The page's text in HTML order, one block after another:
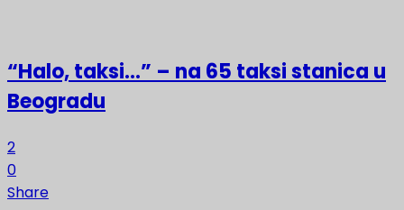
“Halo, taksi…” – na 65 taksi stanica u
Beogradu
2
0
Share